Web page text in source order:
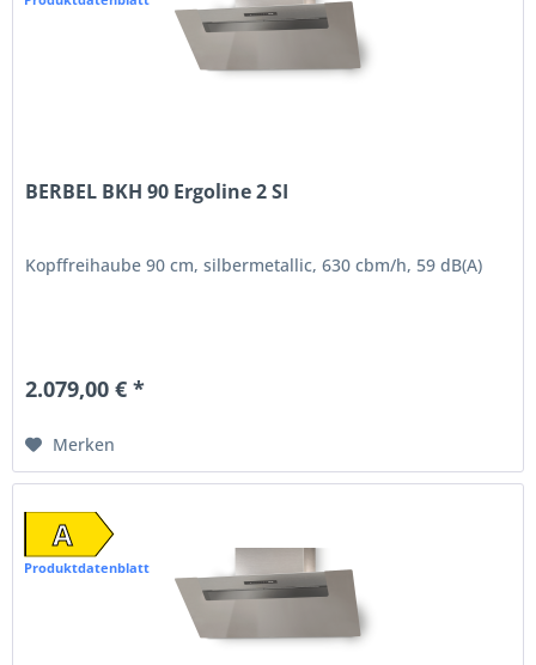
BERBEL BKH 90 Ergoline 2 SI
Kopffreihaube 90 cm, silbermetallic, 630 cbm/h, 59 dB(A)
2.079,00 € *
Merken
A
Produktdatenblatt